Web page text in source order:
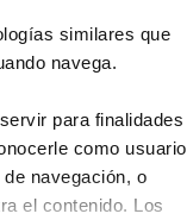
similares que
navega.
para finalidades
como
navegación, o
el contenido. Los
2025.
por correo